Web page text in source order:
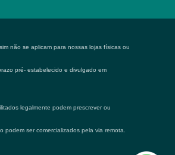
não se aplicam para nossas lojas físicas ou
pré- estabelecido e divulgado em
legalmente podem prescrever ou
ser comercializados pela via remota.